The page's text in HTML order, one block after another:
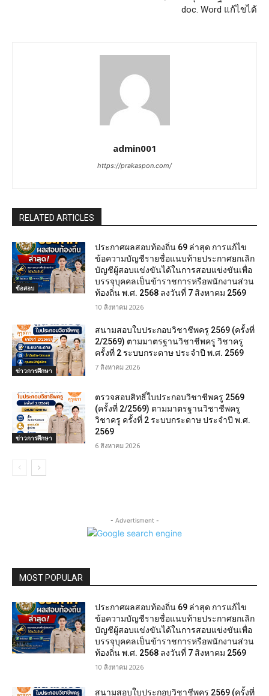
doc. Word แก้ไขได้
admin001
https://prakaspon.com/
RELATED ARTICLES
ข้อสอบ
ประกาศผลสอบท้องถิ่น 69 ล่าสุด การแก้ไข
ข้อความบัญชีรายชื่อแนบท้ายประกาศยกเลิก
บัญชีผู้สอบแข่งขันได้ในการสอบแข่งขันเพื่อ
บรรจุบุคคลเป็นข้าราชการหรือพนักงานส่วน
ท้องถิ่น พ.ศ. 2568 ลงวันที่ 7 สิงหาคม 2569
10 สิงหาคม 2026
ข่าวการศึกษา
สนามสอบใบประกอบวิชาชีพครู 2569 (ครั้งที่
2/2569) ตามมาตรฐานวิชาชีพครู วิชาครู
ครั้งที่ 2 ระบบกระดาษ ประจำปี พ.ศ. 2569
7 สิงหาคม 2026
ข่าวการศึกษา
ตรวจสอบสิทธิ์ใบประกอบวิชาชีพครู 2569
(ครั้งที่ 2/2569) ตามมาตรฐานวิชาชีพครู
วิชาครู ครั้งที่ 2 ระบบกระดาษ ประจำปี พ.ศ.
2569
6 สิงหาคม 2026
- Advertisment -
MOST POPULAR
ประกาศผลสอบท้องถิ่น 69 ล่าสุด การแก้ไข
ข้อความบัญชีรายชื่อแนบท้ายประกาศยกเลิก
บัญชีผู้สอบแข่งขันได้ในการสอบแข่งขันเพื่อ
บรรจุบุคคลเป็นข้าราชการหรือพนักงานส่วน
ท้องถิ่น พ.ศ. 2568 ลงวันที่ 7 สิงหาคม 2569
10 สิงหาคม 2026
สนามสอบใบประกอบวิชาชีพครู 2569 (ครั้งที่